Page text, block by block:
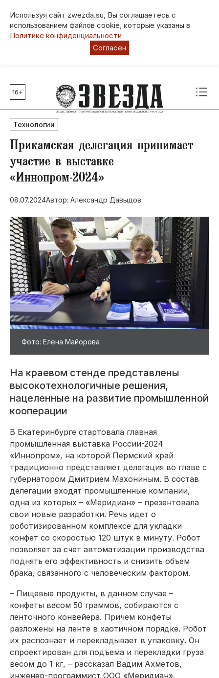
Используя сайт zwezda.su, Вы соглашаетесь с
использованием файлов cookie, которые указаны в
Политике конфиденциальности
Согласен
Главные темы
80 лет Победы
Молодежная столица РФ
СВО
Социальная поддержка
Инфраструктура
Благоустройство
16+
Технологии
Прикамская делегация принимает
участие в выставке
«Иннопром-2024»
08.07.2024Автор: Александр Давыдов
Фото: Елена Майорова
На краевом стенде представлены
высокотехнологичные решения,
нацеленные на развитие промышленной
кооперации
В Екатеринбурге стартовала главная
промышленная выставка России-2024
«Иннопром», на которой Пермский край
традиционно представляет делегация во главе с
губернатором Дмитрием Махониным. В состав
делегации входят промышленные компании,
одна из которых – «Меридиан» – презентовала
свои новые разработки. Речь идет о
роботизированном комплексе для укладки
конфет со скоростью 120 штук в минуту. Робот
позволяет за счет автоматизации производства
поднять его эффективность и снизить объем
брака, связанного с человеческим фактором.
– Пищевые продукты, в данном случае –
конфеты весом 50 граммов, собираются с
ленточного конвейера. Причем конфеты
разложены на ленте в хаотичном порядке. Робот
их распознает и перекладывает в упаковку. Он
спроектирован для подъема и перекладки груза
весом до 1 кг, – рассказал Вадим Ахметов,
инженер-программист ООО «Меридиан».